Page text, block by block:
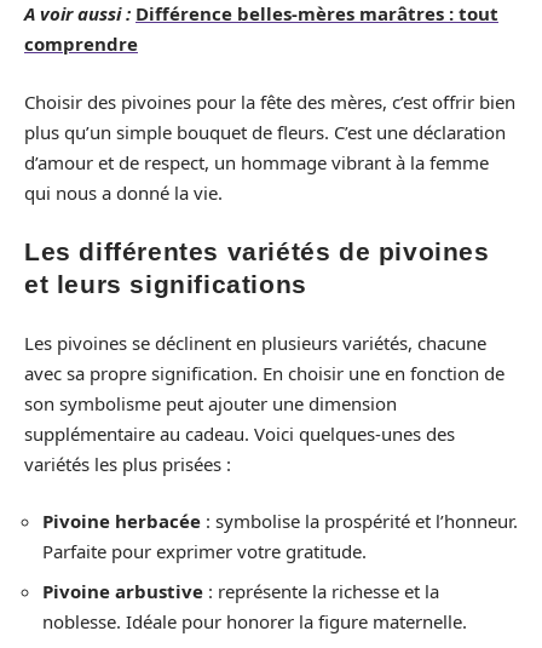
A voir aussi : Différence belles-mères marâtres : tout
comprendre
Choisir des pivoines pour la fête des mères, c’est offrir bien
plus qu’un simple bouquet de fleurs. C’est une déclaration
d’amour et de respect, un hommage vibrant à la femme
qui nous a donné la vie.
Les différentes variétés de pivoines
et leurs significations
Les pivoines se déclinent en plusieurs variétés, chacune
avec sa propre signification. En choisir une en fonction de
son symbolisme peut ajouter une dimension
supplémentaire au cadeau. Voici quelques-unes des
variétés les plus prisées :
Pivoine herbacée : symbolise la prospérité et l’honneur.
Parfaite pour exprimer votre gratitude.
Pivoine arbustive : représente la richesse et la
noblesse. Idéale pour honorer la figure maternelle.